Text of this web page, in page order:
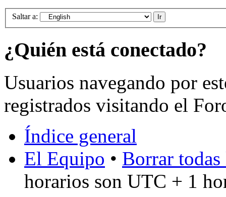
Saltar a:
¿Quién está conectado?
Usuarios navegando por
registrados visitando el
Índice general
El Equipo • Borrar
horarios son UTC + 1